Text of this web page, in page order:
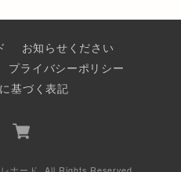
お知らせください
プライバシーポリシー
基づく表記